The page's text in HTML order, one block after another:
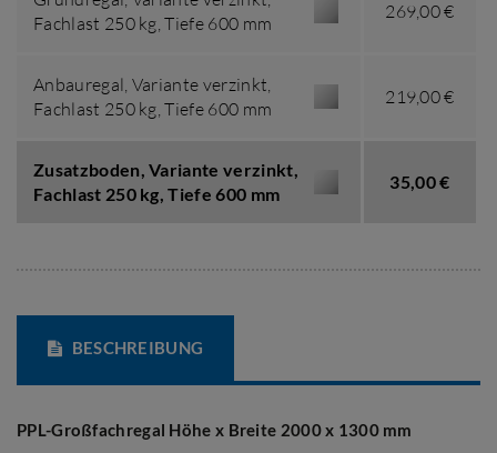
Fachlast 250 kg,Tiefe 600 mm
269,00 €
Anbauregal, Variante verzinkt,
Fachlast 250 kg,Tiefe 600 mm
219,00 €
Zusatzboden,Variante verzinkt,
Fachlast 250 kg,Tiefe 600 mm
35,00 €
BESCHREIBUNG
PPL-Großfachregal Höhe x Breite 2000 x 1300 mm